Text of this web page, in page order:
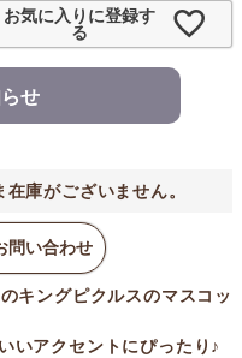
お気に入りに登録す
る
せ
庫がございません。
問い合わせ
キングピクルスのマスコッ
いアクセントにぴったり♪